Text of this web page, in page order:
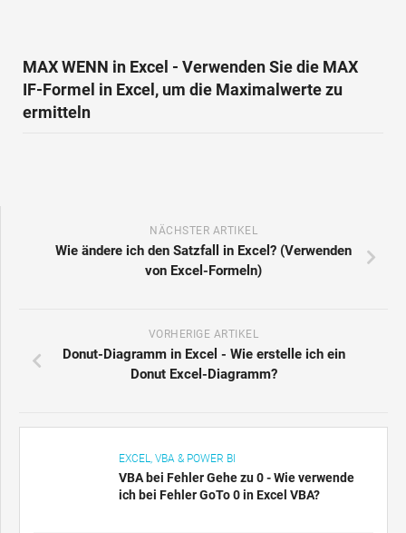
MAX WENN in Excel - Verwenden Sie die MAX
IF-Formel in Excel, um die Maximalwerte zu
ermitteln
NÄCHSTER ARTIKEL
Wie ändere ich den Satzfall in Excel? (Verwenden
von Excel-Formeln)
VORHERIGE ARTIKEL
Donut-Diagramm in Excel - Wie erstelle ich ein
Donut Excel-Diagramm?
EXCEL, VBA & POWER BI
VBA bei Fehler Gehe zu 0 - Wie verwende
ich bei Fehler GoTo 0 in Excel VBA?